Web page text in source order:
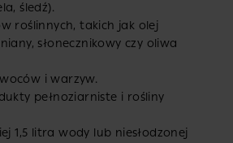
śledź).
roślinnych, takich jak olej
słonecznikowy czy oliwa
i warzyw.
pełnoziarniste i rośliny
1,5 litra wody lub niesłodzonej